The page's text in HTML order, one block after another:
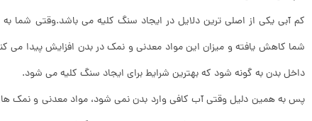
کم آبی یکی از اصلی ترین دلایل در ایجاد سنگ کلیه می باشد.وقتی شما
شما کاهش یافته و میزان این مواد معدنی و نمک در بدن افزایش پیدا
داخل بدن به گونه شود که بهترین شرایط برای ایجاد سنگ کلیه می شود.
پس به همین دلیل وقتی آب کافی وارد بدن نمی شود، مواد معدنی و نمک